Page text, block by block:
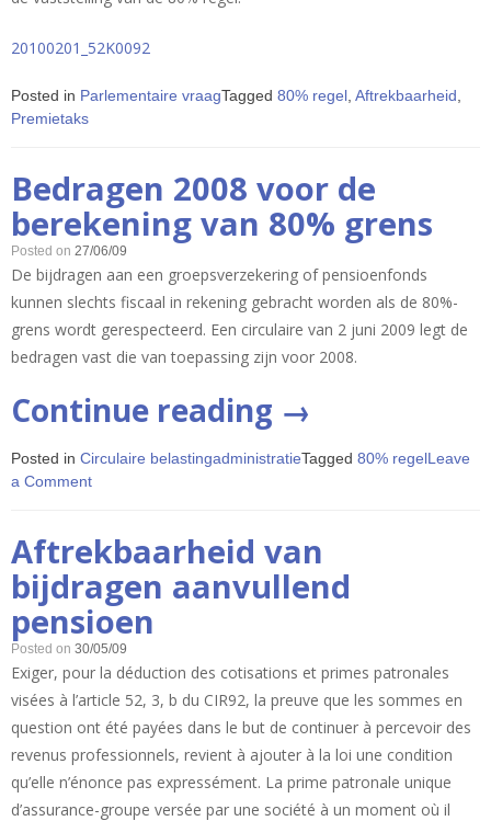
20100201_52K0092
Posted in Parlementaire vraagTagged 80% regel Aftrekbaarheid
Premietaks
Bedragen 2008 voor de
berekening van 80% grens
Posted on 27/06/09
De bijdragen aan een groepsverzekering of pensioenfonds
kunnen slechts fiscaal in rekening gebracht worden als de 80%-
grens wordt gerespecteerd. Een circulaire van 2 juni 2009 legt de
bedragen vast die van toepassing zijn voor 2008.
Continue reading “Bedragen
2008
voor
berekening
van
80%
→
Posted in Circulaire belastingadministratieTagged 80% regelLeave
a Commenton
voor
berekening
van
80%
grens
Aftrekbaarheid van
bijdragen aanvullend
pensioen
Posted on 30/05/09
Exiger, pour la déduction des cotisations et primes patronales
visées à l’article 52, 3, b du CIR92, la preuve que les sommes en
question ont été payées dans le but de continuer à percevoir des
revenus professionnels, revient à ajouter à la loi une condition
qu’elle n’énonce pas expressément. La prime patronale unique
d’assurance-groupe versée par une société à un moment où il